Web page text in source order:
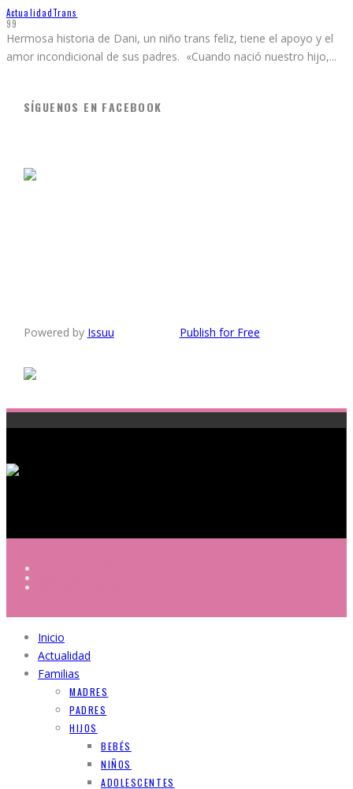
ActualidadTrans
99
Hermosa historia de Dani, un niño trans feliz, tiene el apoyo y el
amor incondicional de sus padres. «Cuando nació nuestro hijo,...
SÍGUENOS EN FACEBOOK
Powered by Issuu Publish for Free
Inicio
Actualidad
Familias
MADRES
PADRES
HIJOS
BEBÉS
NIÑOS
ADOLESCENTES